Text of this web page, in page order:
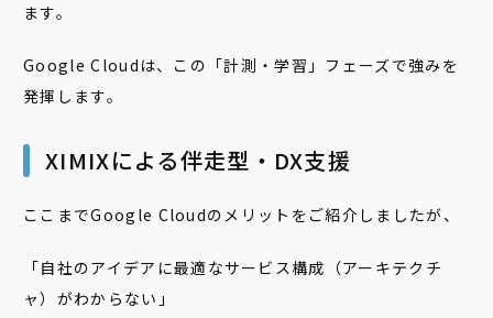
ます。
Google Cloudは、この「計測・学習」フェーズで強みを
発揮します。
XIMIXによる伴走型・DX支援
ここまでGoogle Cloudのメリットをご紹介しましたが、
「自社のアイデアに最適なサービス構成（アーキテクチ
ャ）がわからない」